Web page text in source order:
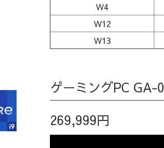
W4
W12
W13
ゲーミングPC GA-
269,999円